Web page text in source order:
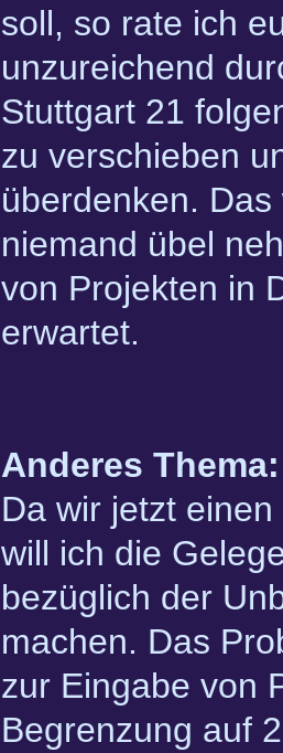
soll, so rate ich
unzureichend
Stuttgart 21
zu verschieben
überdenken.
niemand übel
von Projekten in
erwartet.
Anderes Thema:
Da wir jetzt
will ich die
bezüglich der
machen. Das
zur Eingabe von
Begrenzung auf